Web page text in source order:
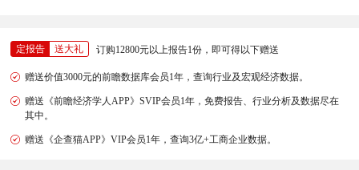
定报告 送大礼 订购12800元以上报告1份，即可得以下赠送
赠送价值3000元的前瞻数据库会员1年，查询行业及宏观经济数据。
赠送《前瞻经济学人APP》SVIP会员1年，免费报告、行业分析及数据尽在
其中。
赠送《企查猫APP》VIP会员1年，查询3亿+工商企业数据。